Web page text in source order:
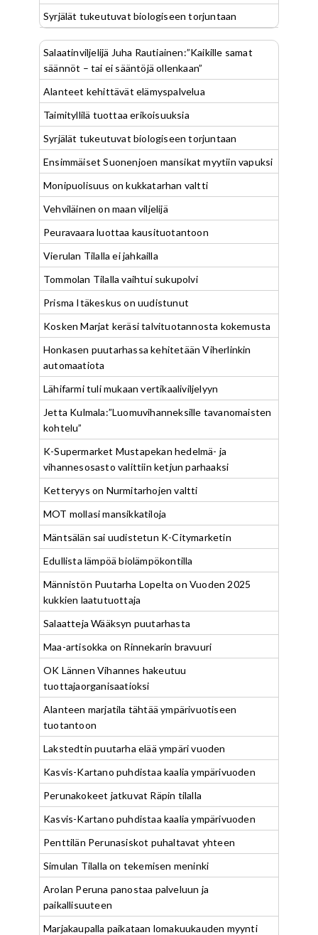
Syrjälät tukeutuvat biologiseen torjuntaan
Salaatinviljelijä Juha Rautiainen:”Kaikille samat
säännöt – tai ei sääntöjä ollenkaan”
Alanteet kehittävät elämyspalvelua
Taimityllilä tuottaa erikoisuuksia
Syrjälät tukeutuvat biologiseen torjuntaan
Ensimmäiset Suonenjoen mansikat myytiin vapuksi
Monipuolisuus on kukkatarhan valtti
Vehviläinen on maan viljelijä
Peuravaara luottaa kausituotantoon
Vierulan Tilalla ei jahkailla
Tommolan Tilalla vaihtui sukupolvi
Prisma Itäkeskus on uudistunut
Kosken Marjat keräsi talvituotannosta kokemusta
Honkasen puutarhassa kehitetään Viherlinkin
automaatiota
Lähifarmi tuli mukaan vertikaaliviljelyyn
Jetta Kulmala:”Luomuvihanneksille tavanomaisten
kohtelu”
K-Supermarket Mustapekan hedelmä- ja
vihannesosasto valittiin ketjun parhaaksi
Ketteryys on Nurmitarhojen valtti
MOT mollasi mansikkatiloja
Mäntsälän sai uudistetun K-Citymarketin
Edullista lämpöä biolämpökontilla
Männistön Puutarha Lopelta on Vuoden 2025
kukkien laatutuottaja
Salaatteja Wääksyn puutarhasta
Maa-artisokka on Rinnekarin bravuuri
OK Lännen Vihannes hakeutuu
tuottajaorganisaatioksi
Alanteen marjatila tähtää ympärivuotiseen
tuotantoon
Lakstedtin puutarha elää ympäri vuoden
Kasvis-Kartano puhdistaa kaalia ympärivuoden
Perunakokeet jatkuvat Räpin tilalla
Kasvis-Kartano puhdistaa kaalia ympärivuoden
Penttilän Perunasiskot puhaltavat yhteen
Simulan Tilalla on tekemisen meninki
Arolan Peruna panostaa palveluun ja
paikallisuuteen
Marjakaupalla paikataan lomakuukauden myynti